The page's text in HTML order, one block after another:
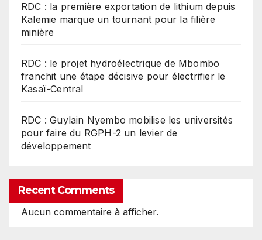
RDC : la première exportation de lithium depuis
Kalemie marque un tournant pour la filière
minière
RDC : le projet hydroélectrique de Mbombo
franchit une étape décisive pour électrifier le
Kasaï-Central
RDC : Guylain Nyembo mobilise les universités
pour faire du RGPH-2 un levier de
développement
Recent Comments
Aucun commentaire à afficher.